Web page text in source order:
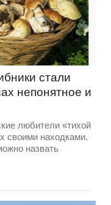
стали
непонятное и
любители «тихой
своими находками.
назвать